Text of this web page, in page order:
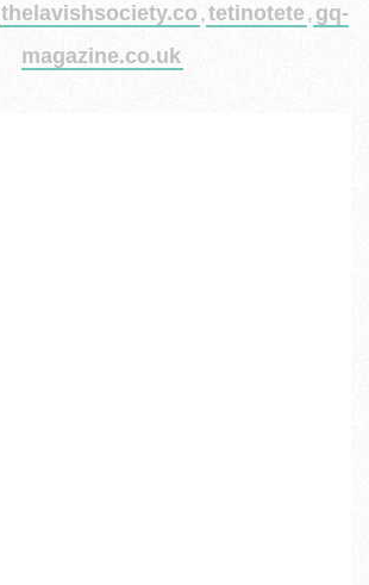
thelavishsociety.co ,tetinotete, gq-
magazine.co.uk